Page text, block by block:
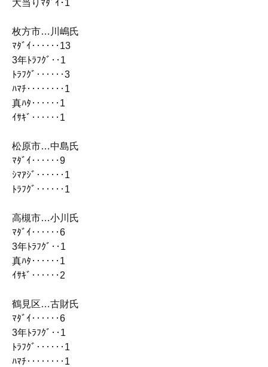
大当りﾏﾀﾞｲ･1
枚方市…川嶋氏
ﾏﾀﾞｲ‥‥‥13
3年ﾄﾗﾌｸﾞ‥1
ﾄﾗﾌｸﾞ‥‥‥3
ﾊﾏﾁ‥‥‥‥1
真ﾊﾀ‥‥‥1
ｲｻｷﾞ‥‥‥1
松原市…中島氏
ﾏﾀﾞｲ‥‥‥9
ｼﾏｱｼﾞ‥‥‥1
ﾄﾗﾌｸﾞ‥‥‥1
高槻市…小川氏
ﾏﾀﾞｲ‥‥‥6
3年ﾄﾗﾌｸﾞ‥1
真ﾊﾀ‥‥‥1
ｲｻｷﾞ‥‥‥2
鶴見区…古財氏
ﾏﾀﾞｲ‥‥‥6
3年ﾄﾗﾌｸﾞ‥1
ﾄﾗﾌｸﾞ‥‥‥1
ﾊﾏﾁ‥‥‥‥1